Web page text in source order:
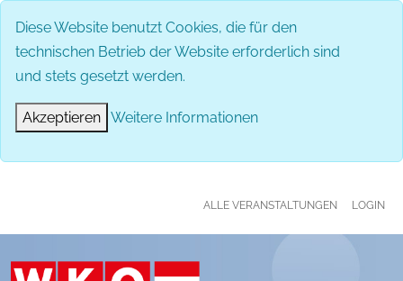
Diese Website benutzt Cookies, die für den
technischen Betrieb der Website erforderlich sind
und stets gesetzt werden.
Akzeptieren Weitere Informationen
ALLE VERANSTALTUNGEN LOGIN
MENÜ